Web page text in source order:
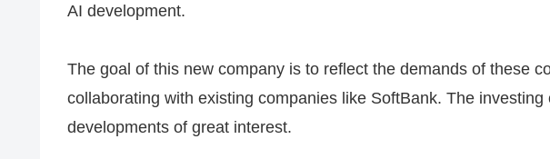
AI development.
The goal of this new company is to reflect the demands of these
collaborating with existing companies like SoftBank. The
developments of great interest.